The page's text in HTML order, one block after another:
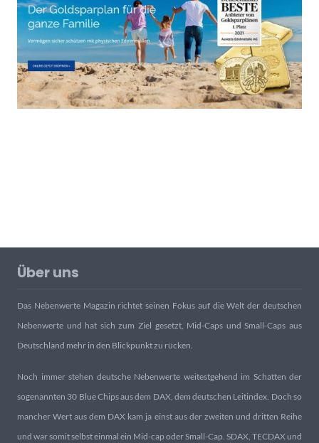
Über uns
Das Nebenwerte Magazin richtet seinen Fokus auf die Welt der deutschen
Nebenwerte und hat sich zum Ziel gesetzt, Mid-Caps und Small-Caps aus
Deutschland mehr in den Blickpunkt zu rücken.
Noch immer stehen deutsche Nebenwerte weitestgehend im Schatten der
sogenannten 30 Blue Chips aus dem DAX, dem deutschen Leitindex. Doch so
mancher Wert aus dem DAX kam ja einst aus der zweiten und dritten Reihe
und war somit selbst einmal ein Mid-cap oder Small-Cap. SDAX, TECDAX und